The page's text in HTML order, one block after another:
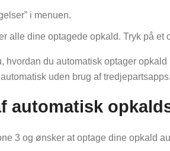
i menuen.
alle dine optagede opkald. Tryk på et
hvordan du automatisk optager
uden brug af tredjepartsapps.
automatisk
3 og ønsker at optage dine opkald